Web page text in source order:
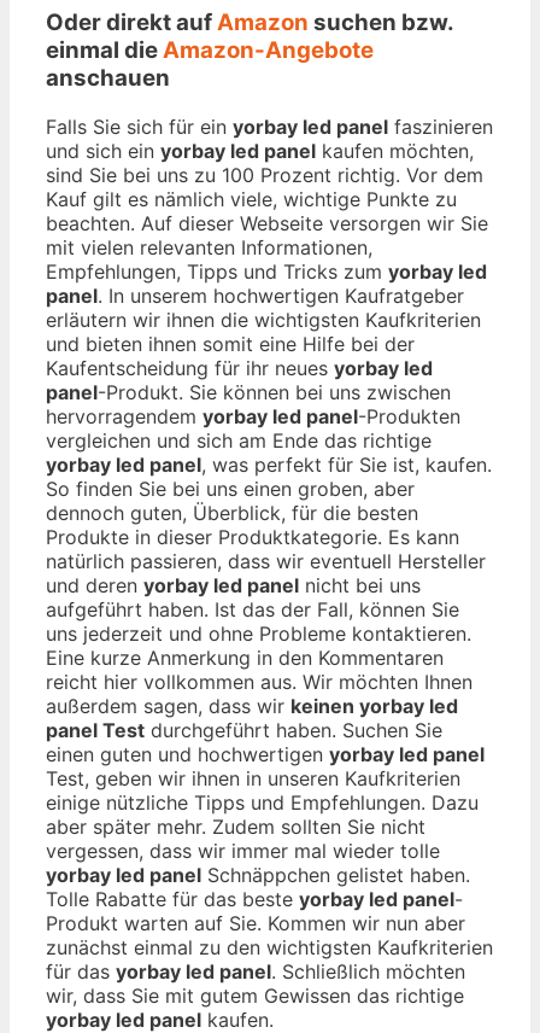
Oder direkt aufAmazon suchen bzw.
einmal dieAmazon-Angebote
anschauen
Falls Sie sich für ein yorbay led panel faszinieren
und sich ein yorbay led panel kaufen möchten,
sind Sie bei uns zu 100 Prozent richtig. Vor dem
Kauf gilt es nämlich viele, wichtige Punkte zu
beachten. Auf dieser Webseite versorgen wir Sie
mit vielen relevanten Informationen,
Empfehlungen, Tipps und Tricks zum yorbay led
panel. In unserem hochwertigen Kaufratgeber
erläutern wir ihnen die wichtigsten Kaufkriterien
und bieten ihnen somit eine Hilfe bei der
Kaufentscheidung für ihr neues yorbay led
panel-Produkt. Sie können bei uns zwischen
hervorragendem yorbay led panel-Produkten
vergleichen und sich am Ende das richtige
yorbay led panel, was perfekt für Sie ist, kaufen.
So finden Sie bei uns einen groben, aber
dennoch guten, Überblick, für die besten
Produkte in dieser Produktkategorie. Es kann
natürlich passieren, dass wir eventuell Hersteller
und deren yorbay led panel nicht bei uns
aufgeführt haben. Ist das der Fall, können Sie
uns jederzeit und ohne Probleme kontaktieren.
Eine kurze Anmerkung in den Kommentaren
reicht hier vollkommen aus. Wir möchten Ihnen
außerdem sagen, dass wir keinen yorbay led
panel Test durchgeführt haben. Suchen Sie
einen guten und hochwertigen yorbay led panel
Test, geben wir ihnen in unseren Kaufkriterien
einige nützliche Tipps und Empfehlungen. Dazu
aber später mehr. Zudem sollten Sie nicht
vergessen, dass wir immer mal wieder tolle
yorbay led panel Schnäppchen gelistet haben.
Tolle Rabatte für das beste yorbay led panel-
Produkt warten auf Sie. Kommen wir nun aber
zunächst einmal zu den wichtigsten Kaufkriterien
für das yorbay led panel. Schließlich möchten
wir, dass Sie mit gutem Gewissen das richtige
yorbay led panel kaufen.